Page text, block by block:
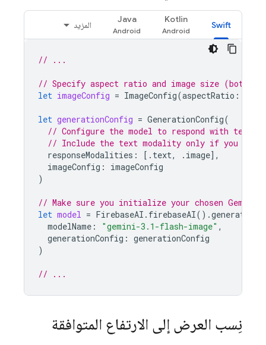
Swift
Kotlin
Java
المزيد
// ...
// Specify aspect ratio and image size (both
let imageConfig = ImageConfig(aspectRatio :
let generationConfig = GenerationConfig(
// Configure the model to respond with text
// Include the text modality only if you want
responseModalities : [. text, . image],
imageConfig :
imageConfig
)
// Make sure you initialize your chosen Gemini
let model = FirebaseAI . firebaseAI().
modelName : "gemini-3.1-flash-image" ,
generationConfig : generationConfig
)
// ...
نِسب العرض إلى الارتفاع المتوافقة